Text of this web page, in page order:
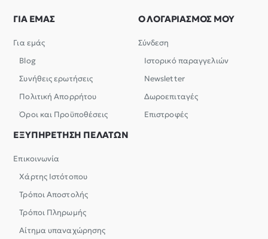
ΓΙΑ ΕΜΑΣ
Για εμάς
Blog
Συνήθεις ερωτήσεις
Πολιτική Απορρήτου
Όροι και Προϋποθέσεις
Ο ΛΟΓΑΡΙΑΣΜΟΣ ΜΟΥ
Σύνδεση
Ιστορικό παραγγελιών
Newsletter
Δωροεπιταγές
Επιστροφές
ΕΞΥΠΗΡΕΤΗΣΗ ΠΕΛΑΤΩΝ
Επικοινωνία
Χάρτης Ιστότοπου
Τρόποι Αποστολής
Τρόποι Πληρωμής
Αίτημα υπαναχώρησης